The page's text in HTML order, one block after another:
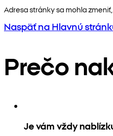
Adresa stránky sa mohla
Naspäť na Hlavnú
Prečo
Je vám vždy